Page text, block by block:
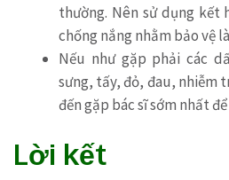
thường. Nên sử dụng kết
chống nắng nhằm bảo vệ
Nếu như gặp phải các
sưng, tấy, đỏ, đau, nhiễm
đến gặp bác sĩ sớm nhất
Lời kết